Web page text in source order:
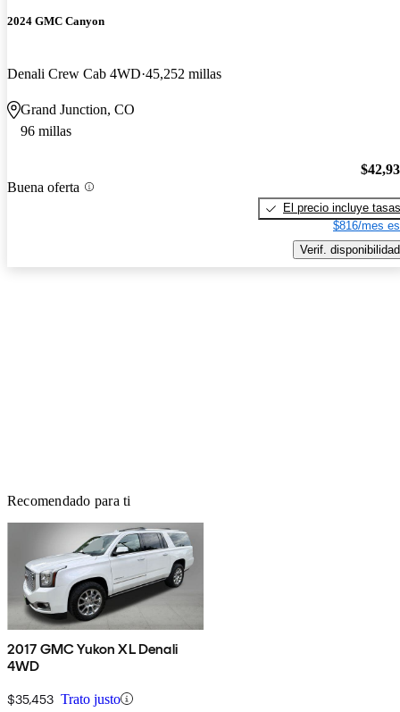
2024 GMC Canyon
Denali Crew Cab 4WD 45,252 millas
Grand Junction, CO
96 millas
Buena oferta
El precio incluye tasas
$816/mes
Verif. disponibilidad
Recomendado para ti
2017 GMC Yukon XL Denali
4WD
$35,453 Trato justo